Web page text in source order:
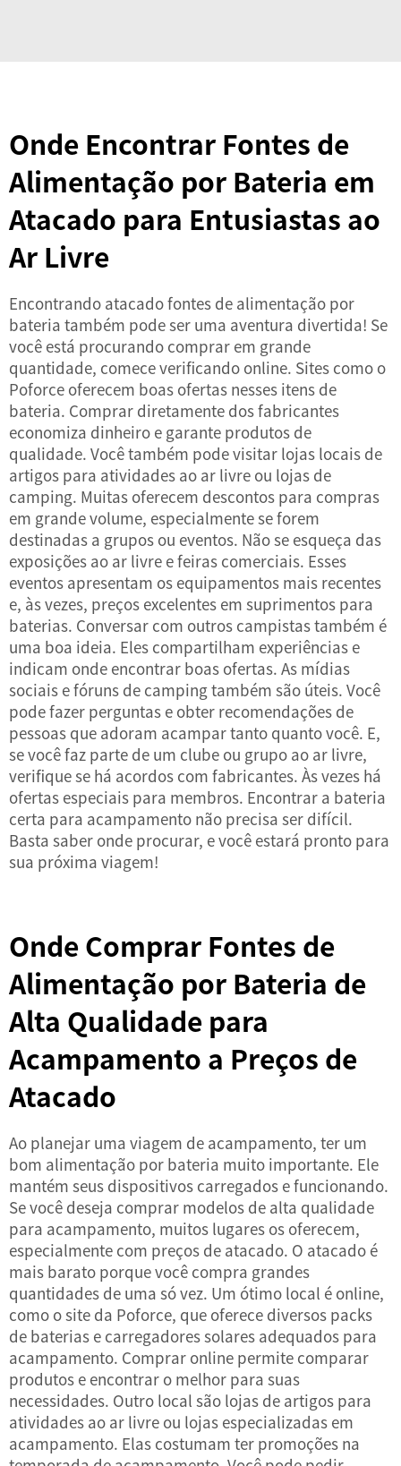
Onde Encontrar Fontes de
Alimentação por Bateria em
Atacado para Entusiastas ao
Ar Livre
Encontrando atacadofontes de alimentação por
bateria também pode ser uma aventura divertida! Se
você está procurando comprar em grande
quantidade, comece verificando online. Sites como o
Poforce oferecem boas ofertas nesses itens de
bateria. Comprar diretamente dos fabricantes
economiza dinheiro e garante produtos de
qualidade. Você também pode visitar lojas locais de
artigos para atividades ao ar livre ou lojas de
camping. Muitas oferecem descontos para compras
em grande volume, especialmente se forem
destinadas a grupos ou eventos. Não se esqueça das
exposições ao ar livre e feiras comerciais. Esses
eventos apresentam os equipamentos mais recentes
e, às vezes, preços excelentes em suprimentos para
baterias. Conversar com outros campistas também é
uma boa ideia. Eles compartilham experiências e
indicam onde encontrar boas ofertas. As mídias
sociais e fóruns de camping também são úteis. Você
pode fazer perguntas e obter recomendações de
pessoas que adoram acampar tanto quanto você. E,
se você faz parte de um clube ou grupo ao ar livre,
verifique se há acordos com fabricantes. Às vezes há
ofertas especiais para membros. Encontrar a bateria
certa para acampamento não precisa ser difícil.
Basta saber onde procurar, e você estará pronto para
sua próxima viagem!
Onde Comprar Fontes de
Alimentação por Bateria de
Alta Qualidade para
Acampamento a Preços de
Atacado
Ao planejar uma viagem de acampamento, ter um
bom alimentação por bateria muito importante. Ele
mantém seus dispositivos carregados e funcionando.
Se você deseja comprar modelos de alta qualidade
para acampamento, muitos lugares os oferecem,
especialmente com preços de atacado. O atacado é
mais barato porque você compra grandes
quantidades de uma só vez. Um ótimo local é online,
como o site da Poforce, que oferece diversos packs
de baterias e carregadores solares adequados para
acampamento. Comprar online permite comparar
produtos e encontrar o melhor para suas
necessidades. Outro local são lojas de artigos para
atividades ao ar livre ou lojas especializadas em
acampamento. Elas costumam ter promoções na